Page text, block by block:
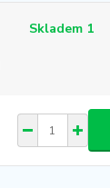
Skladem 1